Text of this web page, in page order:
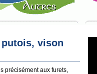
vison
précisément aux furets,